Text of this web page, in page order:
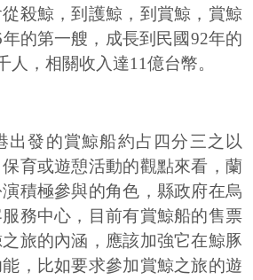
殺鯨，到護鯨，到賞鯨，賞鯨
的第一艘，成長到民國92年的
人，相關收入達11億台幣。
出發的賞鯨船約占四分三之以
保育或遊憩活動的觀點來看，蘭
積極參與的角色，縣政府在烏
務中心，目前有賞鯨船的售票
旅的內涵，應該加強它在鯨豚
，比如要求參加賞鯨之旅的遊